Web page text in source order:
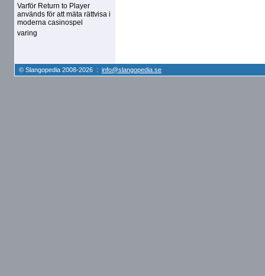
Varför Return to Player
används för att mäta rättvisa i
moderna casinospel
varing
© Slangopedia 2008-2026 : info@slangopedia.se